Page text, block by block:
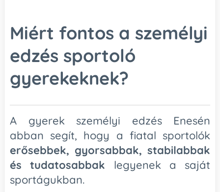
Miért fontos a személyi
edzés sportoló
gyerekeknek?
A gyerek személyi edzés Enesén
abban segít, hogy a fiatal sportolók
erősebbek, gyorsabbak, stabilabbak
és tudatosabbak legyenek a saját
sportágukban.